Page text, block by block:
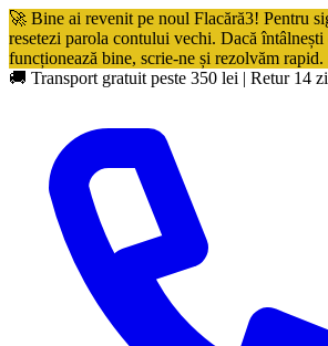
🚀 Bine ai revenit pe noul Flacără3! Pentru
resetezi parola contului vechi. Dacă întâlnești
funcționează bine, scrie-ne și rezolvăm rapid.
🚚 Transport gratuit peste 350 lei | Retur 14